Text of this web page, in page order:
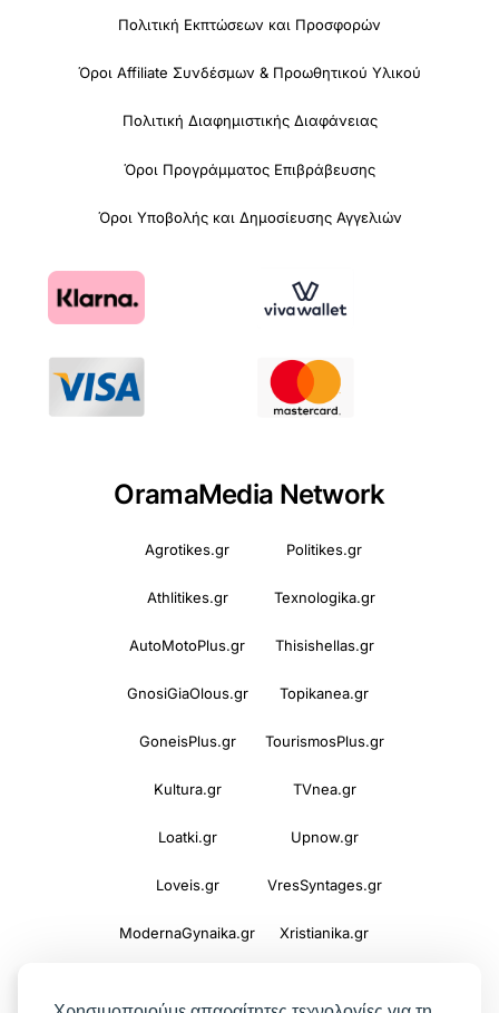
Πολιτική Εκπτώσεων και Προσφορών
Όροι Affiliate Συνδέσμων & Προωθητικού Υλικού
Πολιτική Διαφημιστικής Διαφάνειας
Όροι Προγράμματος Επιβράβευσης
Όροι Υποβολής και Δημοσίευσης Αγγελιών
OramaMedia Network
Agrotikes.gr Politikes.gr
Athlitikes.gr Texnologika.gr
AutoMotoPlus.gr Thisishellas.gr
GnosiGiaOlous.gr Topikanea.gr
GoneisPlus.gr TourismosPlus.gr
Kultura.gr TVnea.gr
Loatki.gr Upnow.gr
Loveis.gr VresSyntages.gr
ModernaGynaika.gr Xristianika.gr